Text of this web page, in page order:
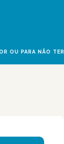
OU PARA NÃO TER